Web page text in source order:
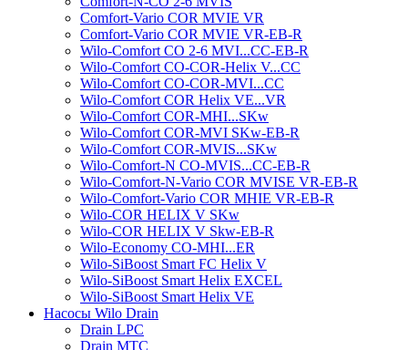
Comfort-Vario COR MVIE VR
Comfort-Vario COR MVIE VR-EB-R
Wilo-Comfort CO 2-6 MVI...CC-EB-R
Wilo-Comfort CO-COR-Helix V...CC
Wilo-Comfort CO-COR-MVI...CC
Wilo-Comfort COR Helix VE...VR
Wilo-Comfort COR-MHI...SKw
Wilo-Comfort COR-MVI SKw-EB-R
Wilo-Comfort COR-MVIS...SKw
Wilo-Comfort-N CO-MVIS...CC-EB-R
Wilo-Comfort-N-Vario COR MVISE VR-EB-R
Wilo-Comfort-Vario COR MHIE VR-EB-R
Wilo-COR HELIX V SKw
Wilo-COR HELIX V Skw-EB-R
Wilo-Economy CO-MHI...ER
Wilo-SiBoost Smart FC Helix V
Wilo-SiBoost Smart Helix EXCEL
Wilo-SiBoost Smart Helix VE
Насосы Wilo Drain
Drain LPC
Drain MTC